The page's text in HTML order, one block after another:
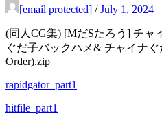
[email protected] / July 1, 2024
(同人CG集) [MだSたろう] チャ
ぐだ子バックハメ& チャイナぐ
Order).zip
rapidgator_part1
hitfile_part1